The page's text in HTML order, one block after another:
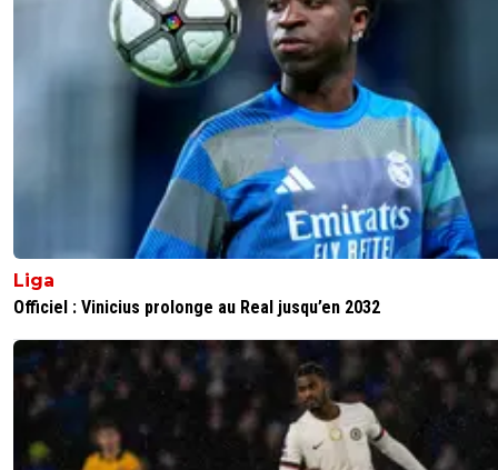
Liga
Officiel : Vinicius prolonge au Real jusqu’en 2032